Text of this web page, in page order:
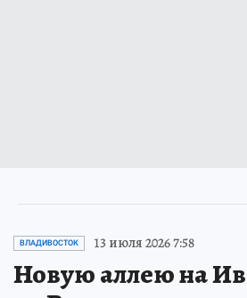
ВЛАДИВОСТОК 13 июля 2026 7:58
Новую аллею на